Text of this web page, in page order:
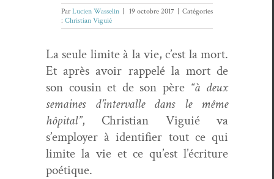
ParLucien Wasselin 19 octobre 2017
Catégories
: Christian Viguié
La seule lim­ite à la vie, c’est la mort.
Et après avoir rap­pelé la mort de
son cousin et de son père “à deux
semaines d’in­ter­valle dans le même
hôpi­tal”, Chris­t­ian Vigu­ié va
s’employer à iden­ti­fi­er tout ce qui
lim­ite la vie et ce qu’est l’écri­t­ure
poétique.